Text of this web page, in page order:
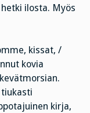
ilosta. Myös
kissat, /
kovia
kirja,